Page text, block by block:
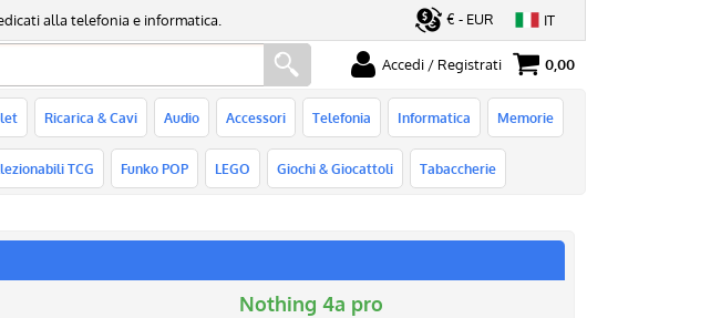
alla telefonia e informatica. € - EUR IT
Accedi / Registrati
Sono già registrato
Per completare l'ordine inserisci il
nome utente e la password e poi
clicca sul pulsante "Accedi"
Password:
Sono un nuovo cliente
Se non sei ancora registrato sul
nostro sito clicca sul pulsante
"Registrati"
0,00
Ricarica & Cavi Audio Accessori Telefonia Informatica Memorie
TCG Funko POP LEGO Giochi & Giocattoli Tabaccherie
Nothing 4a pro